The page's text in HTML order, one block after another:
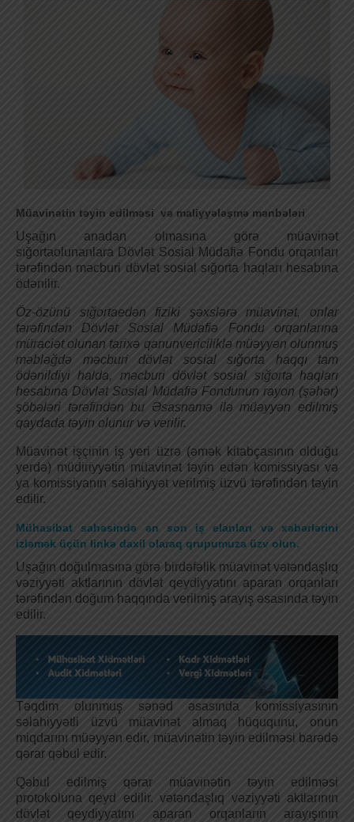
Müavinətin təyin edilməsi və maliyyələşmə mənbələri
Uşağın anadan olmasına görə müavinət
sığortaolunanlara Dövlət Sosial Müdafiə Fondu orqanları
tərəfindən məcburi dövlət sosial sığorta haqları hesabına
ödənilir.
Öz-özünü sığortaedən fiziki şəxslərə müavinət, onlar
tərəfindən Dövlət Sosial Müdafiə Fondu orqanlarına
müraciət olunan tarixə qanunvericiliklə müəyyən olunmuş
məbləğdə məcburi dövlət sosial sığorta haqqı tam
ödənildiyi halda, məcburi dövlət sosial sığorta haqları
hesabına Dövlət Sosial Müdafiə Fondunun rayon (şəhər)
şöbələri tərəfindən bu Əsasnamə ilə müəyyən edilmiş
qaydada təyin olunur və verilir.
Müavinət işçinin iş yeri üzrə (əmək kitabçasının olduğu
yerdə) müdiriyyətin müavinət təyin edən komissiyası və
ya komissiyanın səlahiyyət verilmiş üzvü tərəfindən təyin
edilir.
Mühasibat sahəsində ən son iş elanları və xəbərlərini
izləmək üçün linkə daxil olaraq qrupumuza üzv olun.
Uşağın doğulmasına görə birdəfəlik müavinət vətəndaşlıq
vəziyyəti aktlarının dövlət qeydiyyatını aparan orqanları
tərəfindən doğum haqqında verilmiş arayış əsasında təyin
edilir.
Təqdim olunmuş sənəd əsasında komissiyasının
səlahiyyətli üzvü müavinət almaq hüququnu, onun
miqdarını müəyyən edir, müavinətin təyin edilməsi barədə
qərar qəbul edir.
Qəbul edilmiş qərar müavinətin təyin edilməsi
protokoluna qeyd edilir. vətəndaşlıq vəziyyəti aktlarının
dövlət qeydiyyatını aparan orqanların arayışının